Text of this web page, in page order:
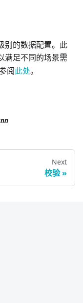
别的数据配置。此
满足不同的场景需
阅此处。
Next
校验